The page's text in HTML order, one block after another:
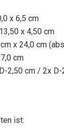
x 6,5 cm
x 4,50 cm
x 24,0 cm
cm
2,50 cm / 2x
ist: